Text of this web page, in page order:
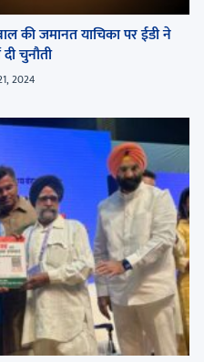
की जमानत याचिका पर ईडी ने
चुनौती
2024